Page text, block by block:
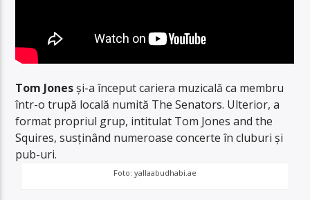
Tom Jonesși-a început cariera muzicală ca membru
într-o trupă locală numită The Senators. Ulterior, a
format propriul grup, intitulat Tom Jones and the
Squires, susținând numeroase concerte în cluburi și
pub-uri.
Foto: yallaabudhabi.ae